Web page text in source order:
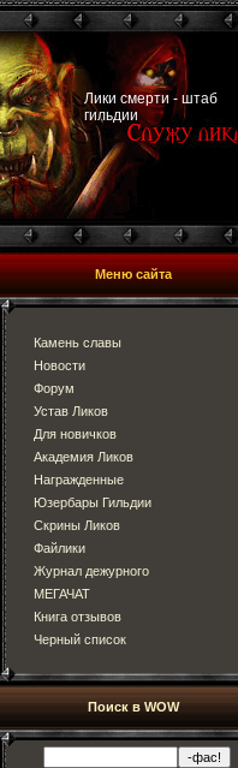
Лики смерти - штаб
гильдии
Меню сайта
Камень славы
Новости
Форум
Устав Ликов
Для новичков
Академия Ликов
Награжденные
Юзербары Гильдии
Скрины Ликов
Файлики
Журнал дежурного
МЕГАЧАТ
Книга отзывов
Черный список
Поиск в WOW